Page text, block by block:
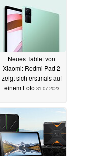
01.08.2023
Neues Tablet von
Xiaomi: Redmi Pad 2
zeigt sich erstmals auf
einem Foto 31.07.2023